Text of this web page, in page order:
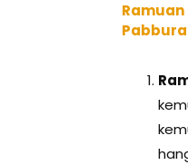
Pabbura